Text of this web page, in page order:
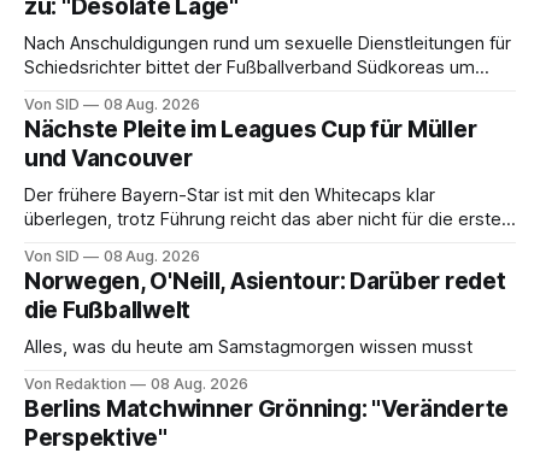
zu: "Desolate Lage"
Nach Anschuldigungen rund um sexuelle Dienstleitungen für
Schiedsrichter bittet der Fußballverband Südkoreas um
Von SID 08 Aug. 2026
Nächste Pleite im Leagues Cup für Müller
und Vancouver
Der frühere Bayern-Star ist mit den Whitecaps klar
überlegen, trotz Führung reicht das aber nicht für die ersten
Von SID 08 Aug. 2026
Norwegen, O'Neill, Asientour: Darüber redet
die Fußballwelt
Alles, was du heute am Samstagmorgen wissen musst
Von Redaktion 08 Aug. 2026
Berlins Matchwinner Grönning: "Veränderte
Perspektive"